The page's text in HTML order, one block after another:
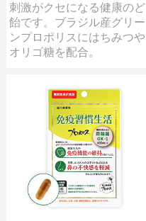
刺激がクセになる健康のど
飴です。ブラジル産グリー
ンプロポリスにはちみつや
オリゴ糖を配合。